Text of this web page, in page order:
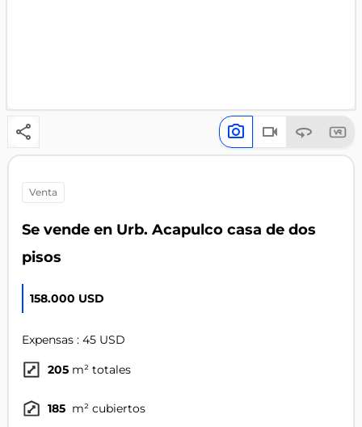
venta
Se vende en Urb. Acapulco casa de dos
pisos
158.000 USD
Expensas : 45 USD
205 m² totales
185 m² cubiertos